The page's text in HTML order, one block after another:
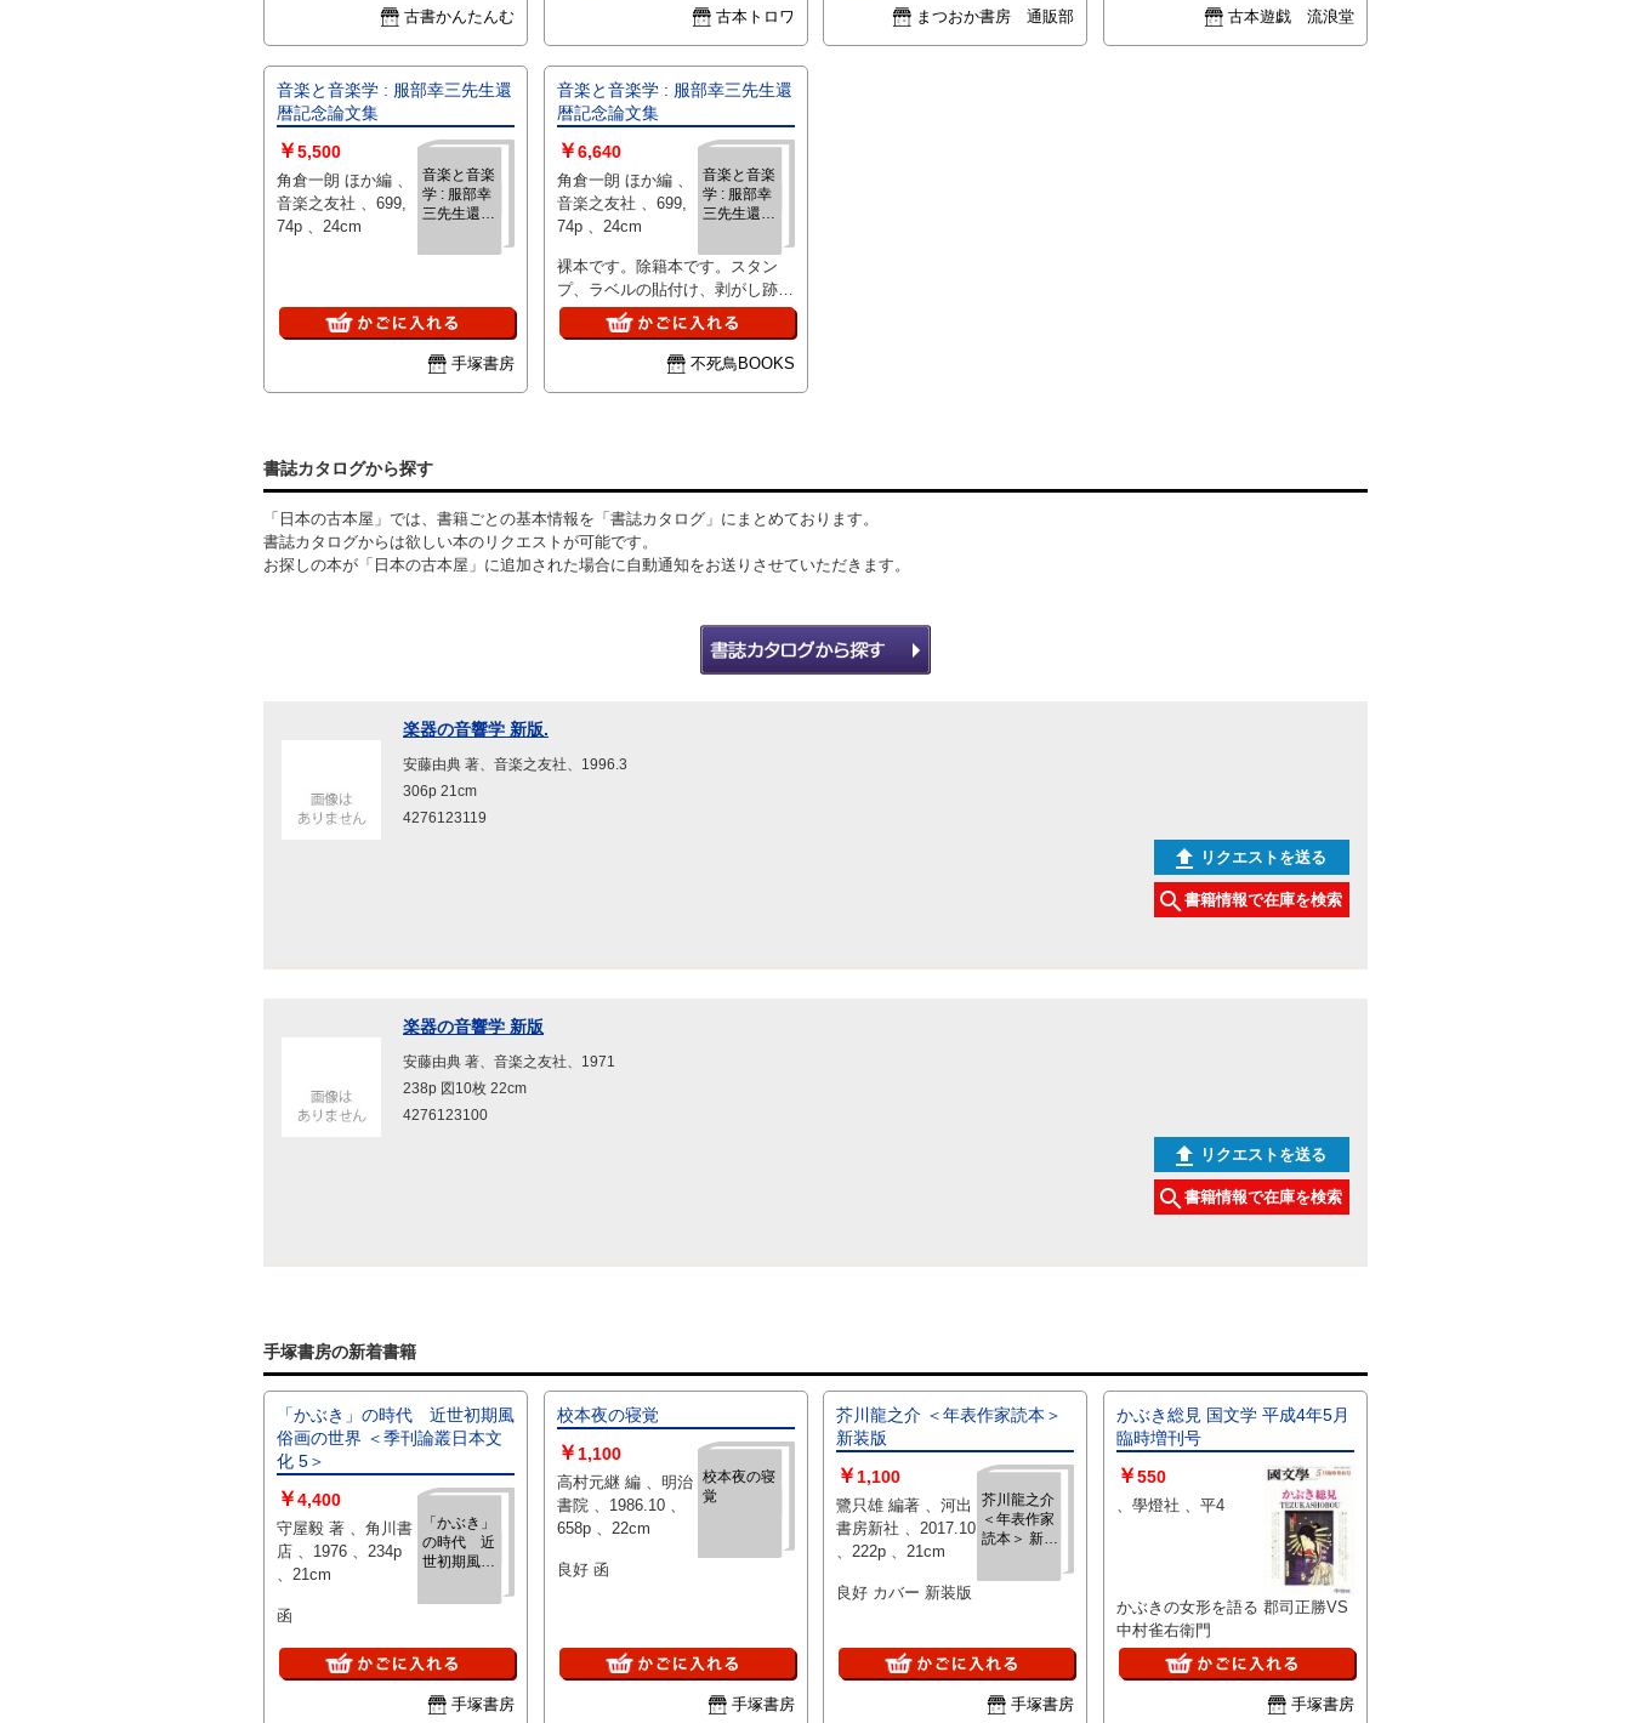
古書かんたんむ
通読には問題ありませんが、美品
古本トロワ まつおか書房 通販部 古本遊戯 流浪堂
音楽と音楽学 : 服部幸三先生還
暦記念論文集
音楽と音楽
学 : 服部幸
三先生還暦
￥5,500
角倉一朗 ほか編 、
音楽之友社 、699,
74p 、24cm
手塚書房
音楽と音楽学 : 服部幸三先生還
暦記念論文集
音楽と音楽
学 : 服部幸
三先生還暦
￥6,640
角倉一朗 ほか編 、
音楽之友社 、699,
74p 、24cm
裸本です。除籍本です。スタン
プ、ラベルの貼付け、剥がし跡、
マーカーの塗りつぶしなどがあり
ます。 多少のヤケがあります。
天地小口に多少の汚れがありま
不死鳥BOOKS
書誌カタログから探す
「日本の古本屋」では、書籍ごとの基本情報を「書誌カタログ」にまとめております。
書誌カタログからは欲しい本のリクエストが可能です。
お探しの本が「日本の古本屋」に追加された場合に自動通知をお送りさせていただきます。
楽器の音響学 新版.
安藤由典 著、音楽之友社、1996.3
306p 21cm
4276123119
リクエストを送る
書籍情報で在庫を検索
楽器の音響学 新版
安藤由典 著、音楽之友社、1971
238p 図10枚 22cm
4276123100
リクエストを送る
書籍情報で在庫を検索
手塚書房の新着書籍
「かぶき」の時代 近世初期風
俗画の世界 ＜季刊論叢日本文
化 5＞
「かぶき」
の時代 近
世初期風俗
季刊論叢日
￥4,400
守屋毅 著 、角川書
店 、1976 、234p
、21cm
函
手塚書房
校本夜の寝覚
校本夜の寝
覚
￥ 1,100
高村元継 編 、明治
書院 、1986.10 、
658p 、22cm
良好 函
手塚書房
芥川龍之介 ＜年表作家読本＞
新装版
芥川龍之介
＜年表作家
読本＞ 新装
￥1,100
鷺只雄 編著 、河出
書房新社 、2017.10
、222p 、21cm
良好 カバー 新装版
手塚書房
かぶき総見 国文学 平成4年5月
臨時増刊号
￥550
、學燈社 、平4
かぶきの女形を語る 郡司正勝VS
中村雀右衛門
手塚書房